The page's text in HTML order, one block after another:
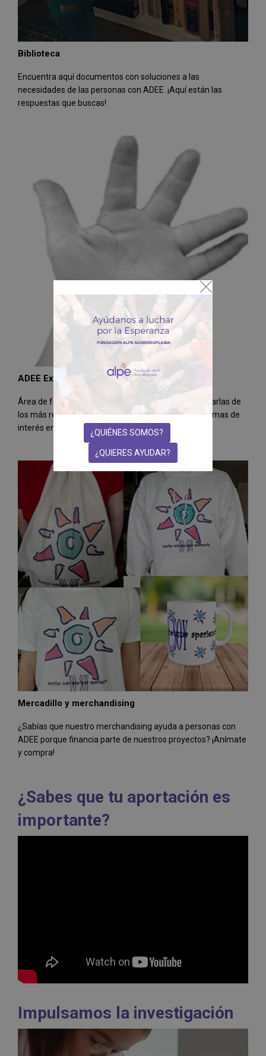
Biblioteca
Encuentra aquí documentos con soluciones a las
necesidades de las personas con ADEE. ¡Aquí están las
respuestas que buscas!.
ADEE Expertos. Formación
Área de formación de pacientes y profesionales. Charlas de
los más reputados especialistas del mundo sobre temas de
interés en las ADEE
Mercadillo y merchandising
¿Sabías que nuestro merchandising ayuda a personas con
ADEE porque financia parte de nuestros proyectos? ¡Anímate
y compra!
¿Sabes que tu aportación es
importante?
Impulsamos la investigación
¿QUIÉNES SOMOS?
¿QUIERES AYUDAR?